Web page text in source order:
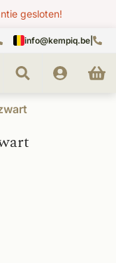
gesloten!
info@kempiq.be